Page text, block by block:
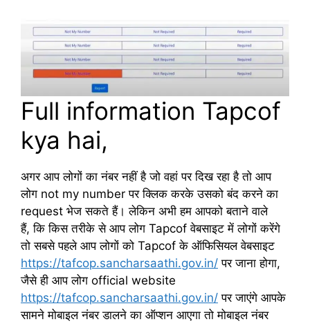
Full information Tapcof
kya hai,
अगर आप लोगों का नंबर नहीं है जो वहां पर दिख रहा है तो आप
लोग not my number पर क्लिक करके उसको बंद करने का
request भेज सकते हैं। लेकिन अभी हम आपको बताने वाले
हैं, कि किस तरीके से आप लोग Tapcof वेबसाइट में लोगों करेंगे
तो सबसे पहले आप लोगों को Tapcof के ऑफिसियल वेबसाइट
https://tafcop.sancharsaathi.gov.in/ पर जाना होगा,
जैसे ही आप लोग official website
https://tafcop.sancharsaathi.gov.in/ पर जाएंगे आपके
सामने मोबाइल नंबर डालने का ऑप्शन आएगा तो मोबाइल नंबर